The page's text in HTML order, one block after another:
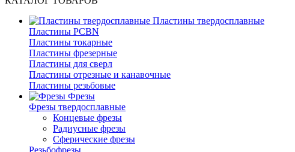
Пластины твердосплавные
Пластины PCBN
Пластины токарные
Пластины фрезерные
Пластины для сверл
Пластины отрезные и канавочные
Пластины резьбовые
Фрезы
Фрезы твердосплавные
Концевые фрезы
Радиусные фрезы
Сферические фрезы
Резьбофрезы